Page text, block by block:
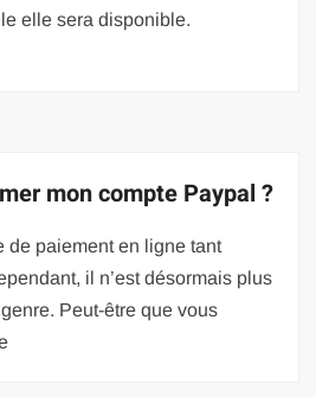
elle sera disponible.
mon compte Paypal ?
de paiement en ligne tant
il n’est désormais plus
Peut-être que vous